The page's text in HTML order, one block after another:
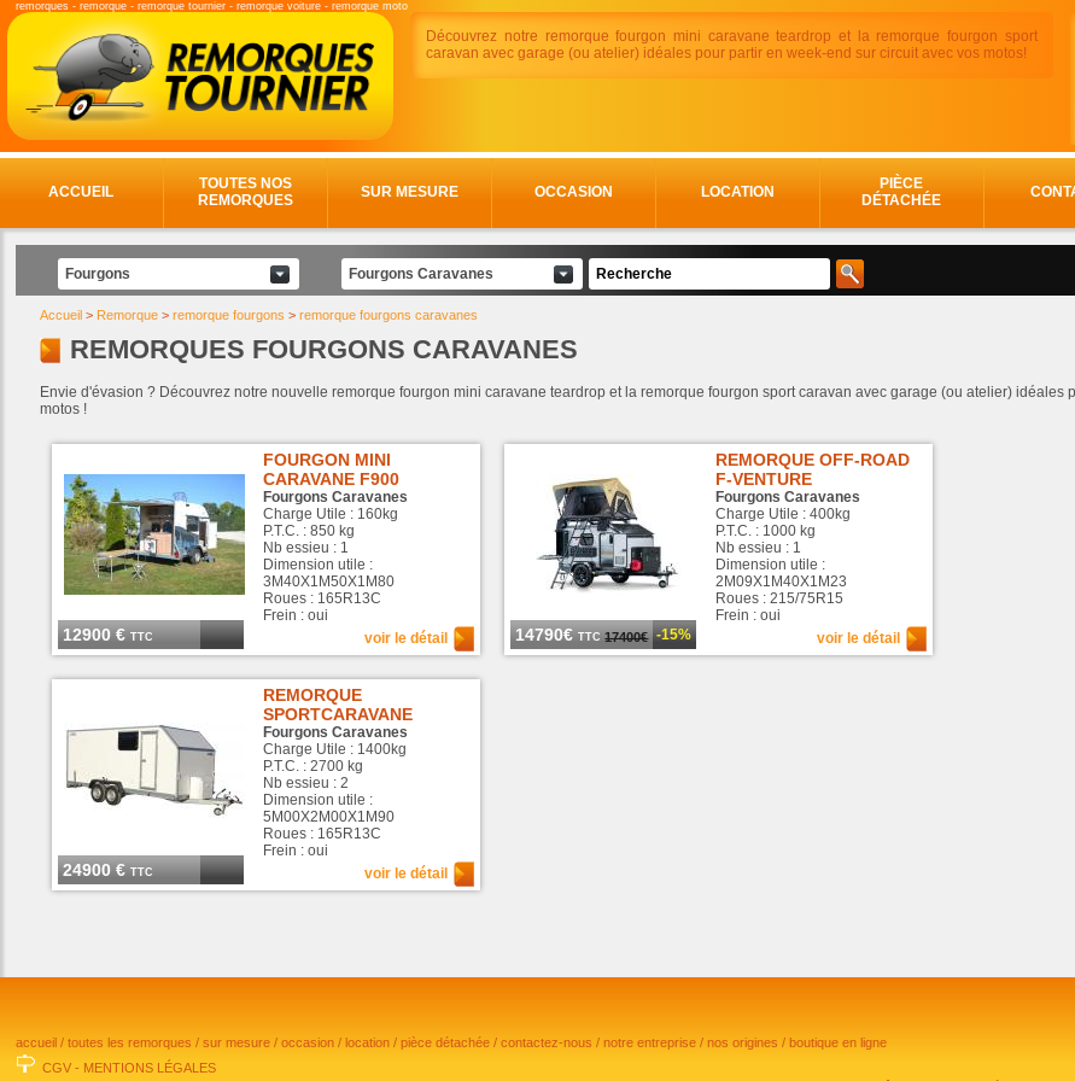
remorques -remorque -remorque tournier -remorque voiture -remorque moto
Découvrez notre remorque fourgon mini caravane teardrop et la remorque fourgon sport
caravan avec garage (ou atelier) idéales pour partir en week-end sur circuit avec vos motos!
ACCUEIL
TOUTES NOS
REMORQUES
SUR MESURE OCCASION LOCATION
PIÈCE
DÉTACHÉE
Fourgons Fourgons Caravanes
Accueil > Remorque >remorque fourgons >remorque fourgons caravanes
REMORQUES FOURGONS CARAVANES
Envie d'évasion ? Découvrez notre nouvelle remorque fourgon mini caravane teardrop et la remorque fourgon sport caravan avec garage (ou atelier) idéales
motos !
12900 €TTC
FOURGON MINI
CARAVANE F900
Fourgons Caravanes
Charge Utile : 160kg
P.T.C. : 850 kg
Nb essieu : 1
Dimension utile :
3M40X1M50X1M80
Roues : 165R13C
Frein : oui
voir le détail
14790€TTC 17400€ -15%
REMORQUE OFF-ROAD
F-VENTURE
Fourgons Caravanes
Charge Utile : 400kg
P.T.C. : 1000 kg
Nb essieu : 1
Dimension utile :
2M09X1M40X1M23
Roues : 215/75R15
Frein : oui
voir le détail
24900 €TTC
REMORQUE
SPORTCARAVANE
Fourgons Caravanes
Charge Utile : 1400kg
P.T.C. : 2700 kg
Nb essieu : 2
Dimension utile :
5M00X2M00X1M90
Roues : 165R13C
Frein : oui
voir le détail
accueil /toutes les remorques /sur mesure /occasion / location /pièce détachée /contactez-nous /notre entreprise /nos origines / boutique en ligne
CGV - MENTIONS LÉGALES